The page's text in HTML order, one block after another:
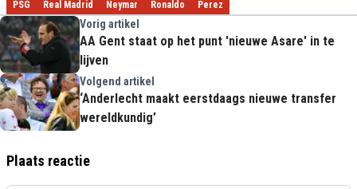
PSG Real Madrid Neymar Ronaldo Perez
Vorig artikel
AA Gent staat op het punt 'nieuwe Asare' in te
lijven
Volgend artikel
‘Anderlecht maakt eerstdaags nieuwe transfer
wereldkundig’
Plaats reactie